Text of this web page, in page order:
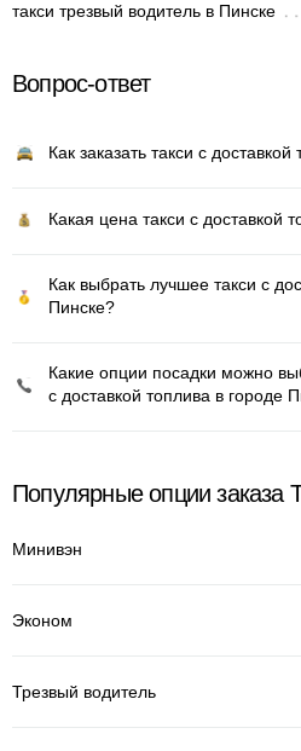
такси трезвый водитель в Пинске
Вопрос-ответ
Как заказать такси с
Какая цена такси с доставкой
Как выбрать лучшее такси с
Пинске?
Какие опции посадки можно
с доставкой топлива в городе
Популярные опции заказа
Минивэн
Эконом
Трезвый водитель